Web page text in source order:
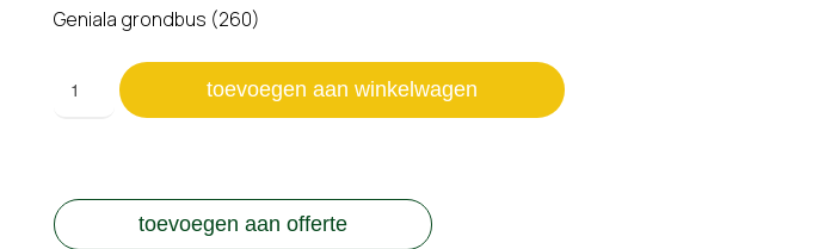
Geniala grondbus (260)
grondbus
toevoegen aan winkelwagen
toevoegen aan offerte